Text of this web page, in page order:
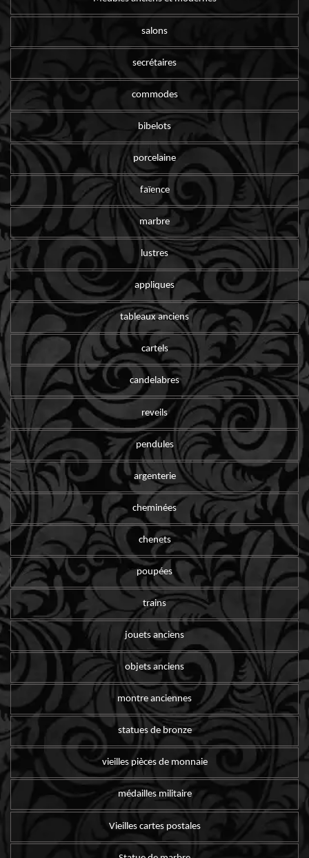
salons
secrétaires
commodes
bibelots
porcelaine
faïence
marbre
lustres
appliques
tableaux anciens
cartels
candelabres
reveils
pendules
argenterie
cheminées
chenets
poupées
trains
jouets anciens
objets anciens
montre anciennes
statues de bronze
vieilles pièces de monnaie
médailles militaire
Vieilles cartes postales